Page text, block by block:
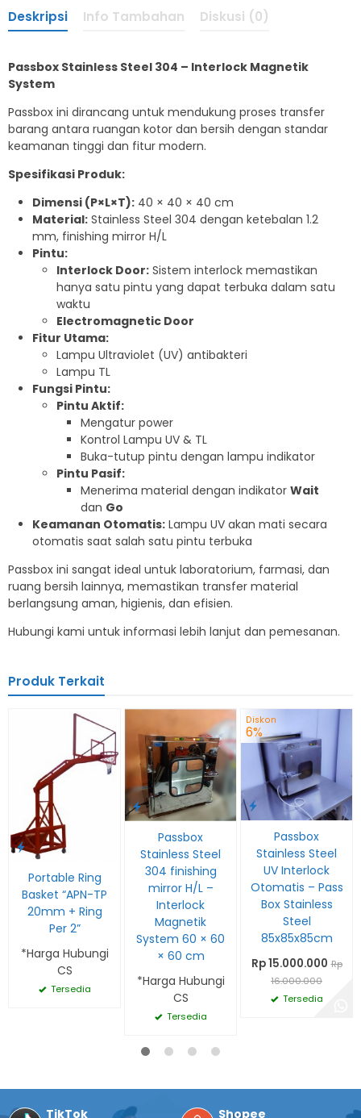
Deskripsi Info Tambahan Diskusi (0)
Passbox Stainless Steel 304 – Interlock Magnetik
System
Passbox ini dirancang untuk mendukung proses transfer
barang antara ruangan kotor dan bersih dengan standar
keamanan tinggi dan fitur modern.
Spesifikasi Produk:
Dimensi (P×L×T): 40 × 40 × 40 cm
Material: Stainless Steel 304 dengan ketebalan 1.2
mm, finishing mirror H/L
Pintu:
Interlock Door: Sistem interlock memastikan
hanya satu pintu yang dapat terbuka dalam satu
waktu
Electromagnetic Door
Fitur Utama:
Lampu Ultraviolet (UV) antibakteri
Lampu TL
Fungsi Pintu:
Pintu Aktif:
Mengatur power
Kontrol Lampu UV & TL
Buka-tutup pintu dengan lampu indikator
Pintu Pasif:
Menerima material dengan indikator Wait
dan Go
Keamanan Otomatis: Lampu UV akan mati secara
otomatis saat salah satu pintu terbuka
Passbox ini sangat ideal untuk laboratorium, farmasi, dan
ruang bersih lainnya, memastikan transfer material
berlangsung aman, higienis, dan efisien.
Hubungi kami untuk informasi lebih lanjut dan pemesanan.
Produk Terkait
Portable Ring
Basket “APN-TP
20mm + Ring
Per 2”
*Harga Hubungi
CS
Tersedia
Passbox
Stainless Steel
304 finishing
mirror H/L –
Interlock
Magnetik
System 60 × 60
× 60 cm
*Harga Hubungi
CS
Tersedia
Diskon
6%
Passbox
Stainless Steel
UV Interlock
Otomatis – Pass
Box Stainless
Steel
85x85x85cm
Rp 15.000.000 Rp
16.000.000
Tersedia
TikTok Shopee